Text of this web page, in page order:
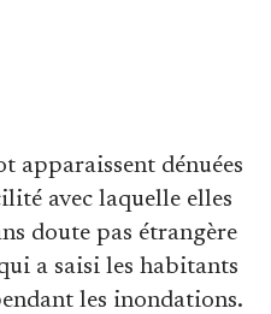
apparaissent dénuées
avec laquelle elles
doute pas étrangère
a saisi les habitants
les inondations.